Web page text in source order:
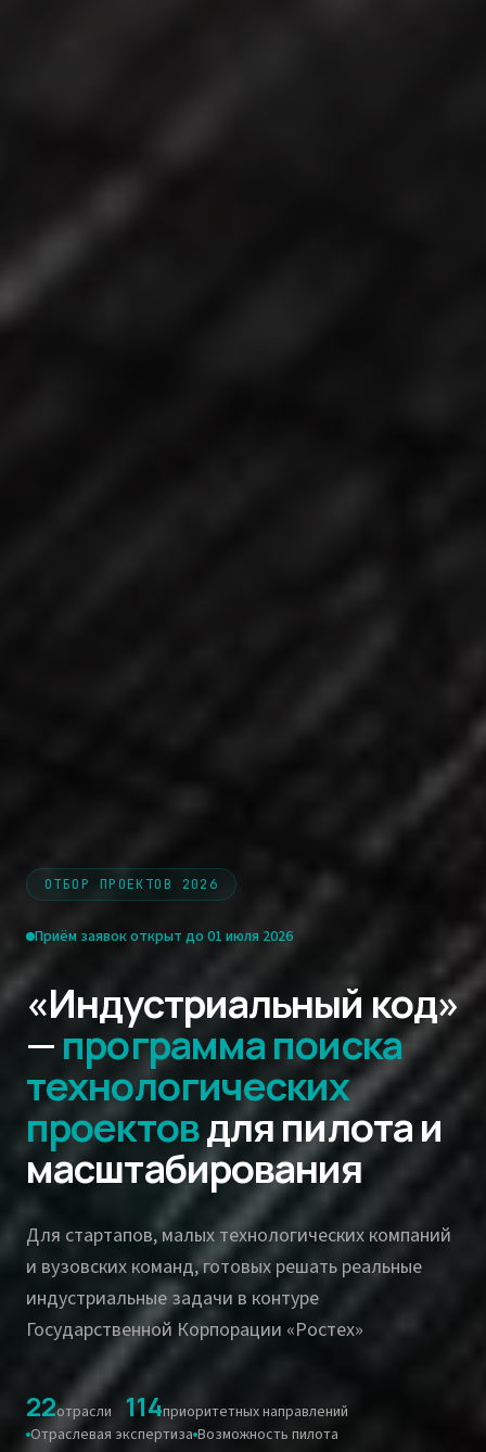
ОТБОР ПРОЕКТОВ 2026
Приём заявок открыт до 01 июля 2026
«Индустриальный код»
—программа поиска
технологических
проектовдля пилота и
масштабирования
Для стартапов, малых технологических компаний
и вузовских команд, готовых решать реальные
индустриальные задачи в контуре
Государственной Корпорации «Ростех»
22отрасли 114приоритетных направлений
Отраслевая экспертиза Возможность пилота